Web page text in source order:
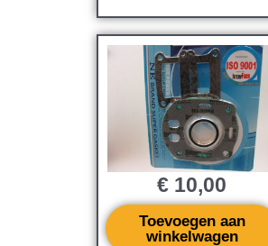
€ 10,00
Toevoegen aan
winkelwagen